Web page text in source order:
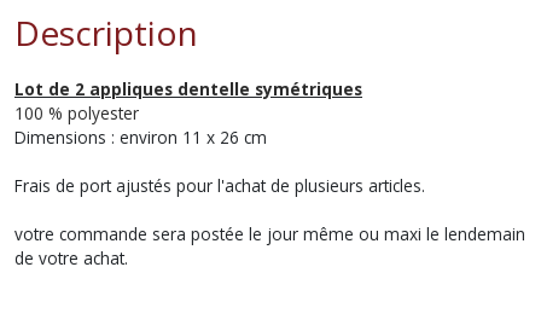
Description
Lot de 2 appliques dentelle symétriques
100 % polyester
Dimensions : environ 11 x 26 cm
Frais de port ajustés pour l'achat de plusieurs articles.
votre commande sera postée le jour même ou maxi le lendemain
de votre achat.